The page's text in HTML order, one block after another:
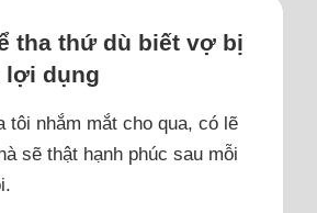
tha thứ dù biết vợ bị
lợi dụng
tôi nhắm mắt cho qua, có lẽ
sẽ thật hạnh phúc sau mỗi